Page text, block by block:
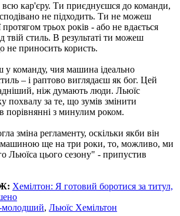
кар'єру. Ти приєднуєшся до команди,
не підходить. Ти не можеш
протягом трьох років - або не вдається
твій стиль. В результаті ти можеш
не приносить користь.
у команду, чия машина ідеально
– і раптово виглядаєш як бог. Цей
ніж думають люди. Льюїс
похвалу за те, що зумів змінити
порівнянні з минулим роком.
зміна регламенту, оскільки якби він
машиною ще на три роки, то, можливо, ми
Льюїса цього сезону" - припустив
Хемілтон: Я готовий боротися за титул,
молодший, Льюїс Хемільтон